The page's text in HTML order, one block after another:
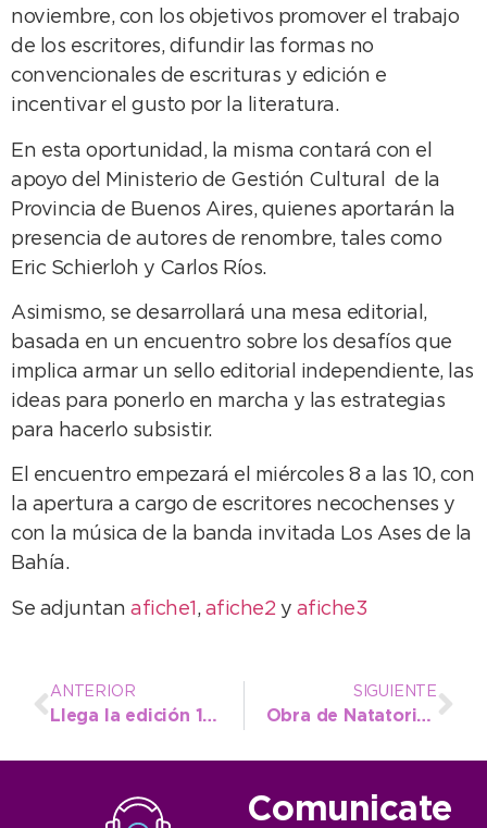
noviembre, con los objetivos promover el trabajo
de los escritores, difundir las formas no
convencionales de escrituras y edición e
incentivar el gusto por la literatura.
En esta oportunidad, la misma contará con el
apoyo del Ministerio de Gestión Cultural de la
Provincia de Buenos Aires, quienes aportarán la
presencia de autores de renombre, tales como
Eric Schierloh y Carlos Ríos.
Asimismo, se desarrollará una mesa editorial,
basada en un encuentro sobre los desafíos que
implica armar un sello editorial independiente, las
ideas para ponerlo en marcha y las estrategias
para hacerlo subsistir.
El encuentro empezará el miércoles 8 a las 10, con
la apertura a cargo de escritores necochenses y
con la música de la banda invitada Los Ases de la
Bahía.
Se adjuntan afiche1 , afiche2 y afiche3
ANTERIOR
Llega la edición 17 del Curso de Manipulación de Alimentos
SIGUIENTE
Obra de Natatorios: Llamado a Licitación Pública para adquirir hormigón
Comunicate